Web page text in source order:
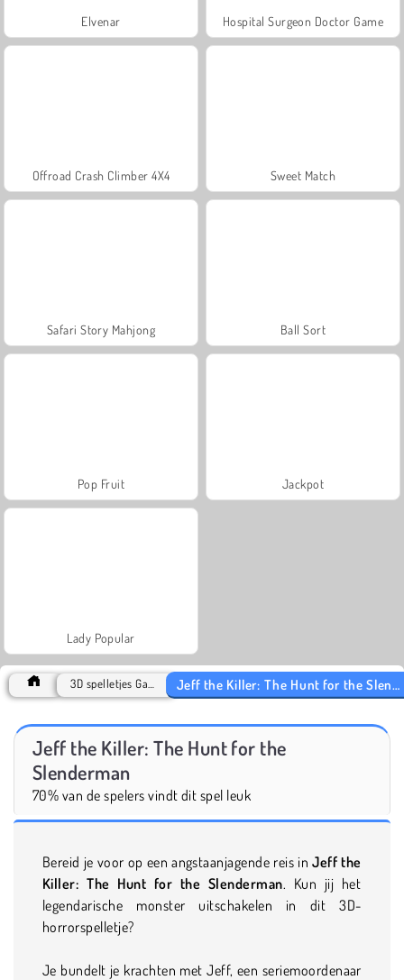
Elvenar Hospital Surgeon Doctor Game
Offroad Crash Climber 4X4 Sweet Match
Safari Story Mahjong Ball Sort
Pop Fruit Jackpot
Lady Popular
Jeff the Killer: The Hunt for the
Slenderman
70% van de spelers vindt dit spel leuk
Bereid je voor op een angstaanjagende reis inJeff the
Killer: The Hunt for the Slenderman. Kun jij het
legendarische monster uitschakelen in dit 3D-
horrorspelletje?
Je bundelt je krachten met Jeff, een seriemoordenaar